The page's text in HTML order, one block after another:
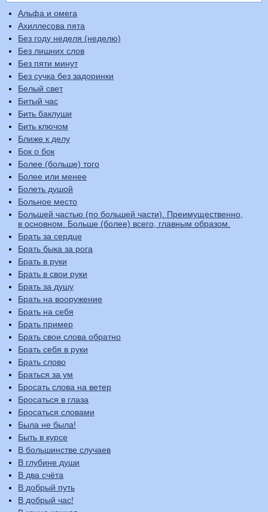
Альфа и омега
Ахиллесова пята
Без году неделя (неделю)
Без лишних слов
Без пяти минут
Без сучка без задоринки
Белый свет
Битый час
Бить баклуши
Бить ключом
Ближе к делу
Бок о бок
Более (больше) того
Более или менее
Болеть душой
Больное место
Большей частью (по большей части). Преимущественно,
в основном. Больше (более) всего, главным образом.
Брать за сердце
Брать быка за рога
Брать в руки
Брать в свои руки
Брать за душу
Брать на вооружение
Брать на себя
Брать пример
Брать свои слова обратно
Брать себя в руки
Брать слово
Браться за ум
Бросать слова на ветер
Бросаться в глаза
Бросаться словами
Была не была!
Быть в курсе
В большинстве случаев
В глубине души
В два счёта
В добрый путь
В добрый час!